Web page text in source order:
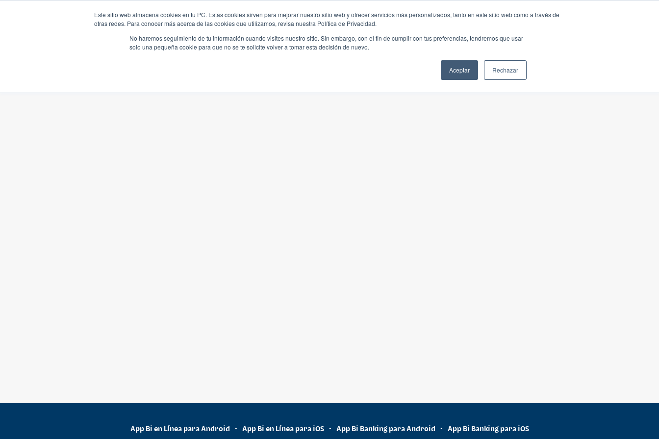
Este sitio web almacena cookies en tu PC. Estas cookies sirven para mejorar nuestro sitio web y ofrecer servicios más personalizados, tanto en este sitio web como a través de
otras redes. Para conocer más acerca de las cookies que utilizamos, revisa nuestra Política de Privacidad.
No haremos seguimiento de tu información cuando visites nuestro sitio. Sin embargo, con el fin de cumplir con tus preferencias, tendremos que usar
solo una pequeña cookie para que no se te solicite volver a tomar esta decisión de nuevo.
Aceptar Rechazar
App Bi en Línea para Android • App Bi en Línea para iOS • App Bi Banking para Android • App Bi Banking para iOS